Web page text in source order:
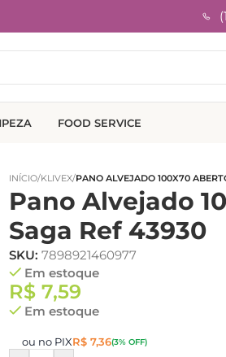
FOOD SERVICE
INÍCIO/KLIVEX/PANO ALVEJADO 100X70
Pano Alvejado
Saga Ref 43930
SKU: 7898921460977
Em estoque
R$7,59
Em estoque
ou no PIXR$7,36(3% OFF)